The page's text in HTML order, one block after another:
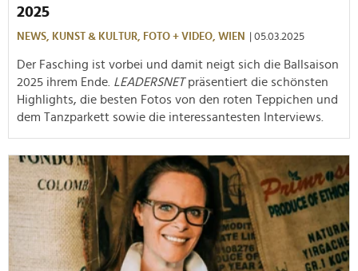
2025
NEWS, KUNST & KULTUR, FOTO + VIDEO, WIEN | 05.03.2025
Der Fasching ist vorbei und damit neigt sich die Ballsaison
2025 ihrem Ende. LEADERSNETpräsentiert die schönsten
Highlights, die besten Fotos von den roten Teppichen und
dem Tanzparkett sowie die interessantesten Interviews.